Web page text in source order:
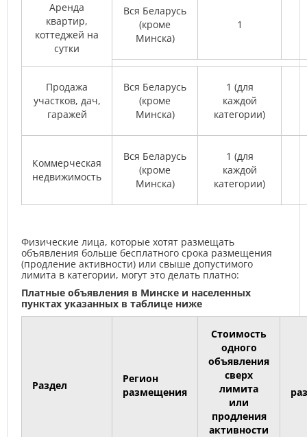
Аренда
квартир,
коттеджей на
сутки
Вся Беларусь
(кроме
Минска)
1
Продажа
участков, дач,
гаражей
Вся Беларусь
(кроме
Минска)
1 (для
каждой
категории)
Коммерческая
недвижимость
Вся Беларусь
(кроме
Минска)
1 (для
каждой
категории)
Физические лица, которые хотят размещать
объявления больше бесплатного срока размещения
(продление активности) или свыше допустимого
лимита в категории, могут это делать платно:
Платные объявления в Минске и населенных
пунктах указанных в таблице ниже
Раздел
Регион
размещения
Стоимость
одного
объявления
сверх
лимита
или
продления
активности